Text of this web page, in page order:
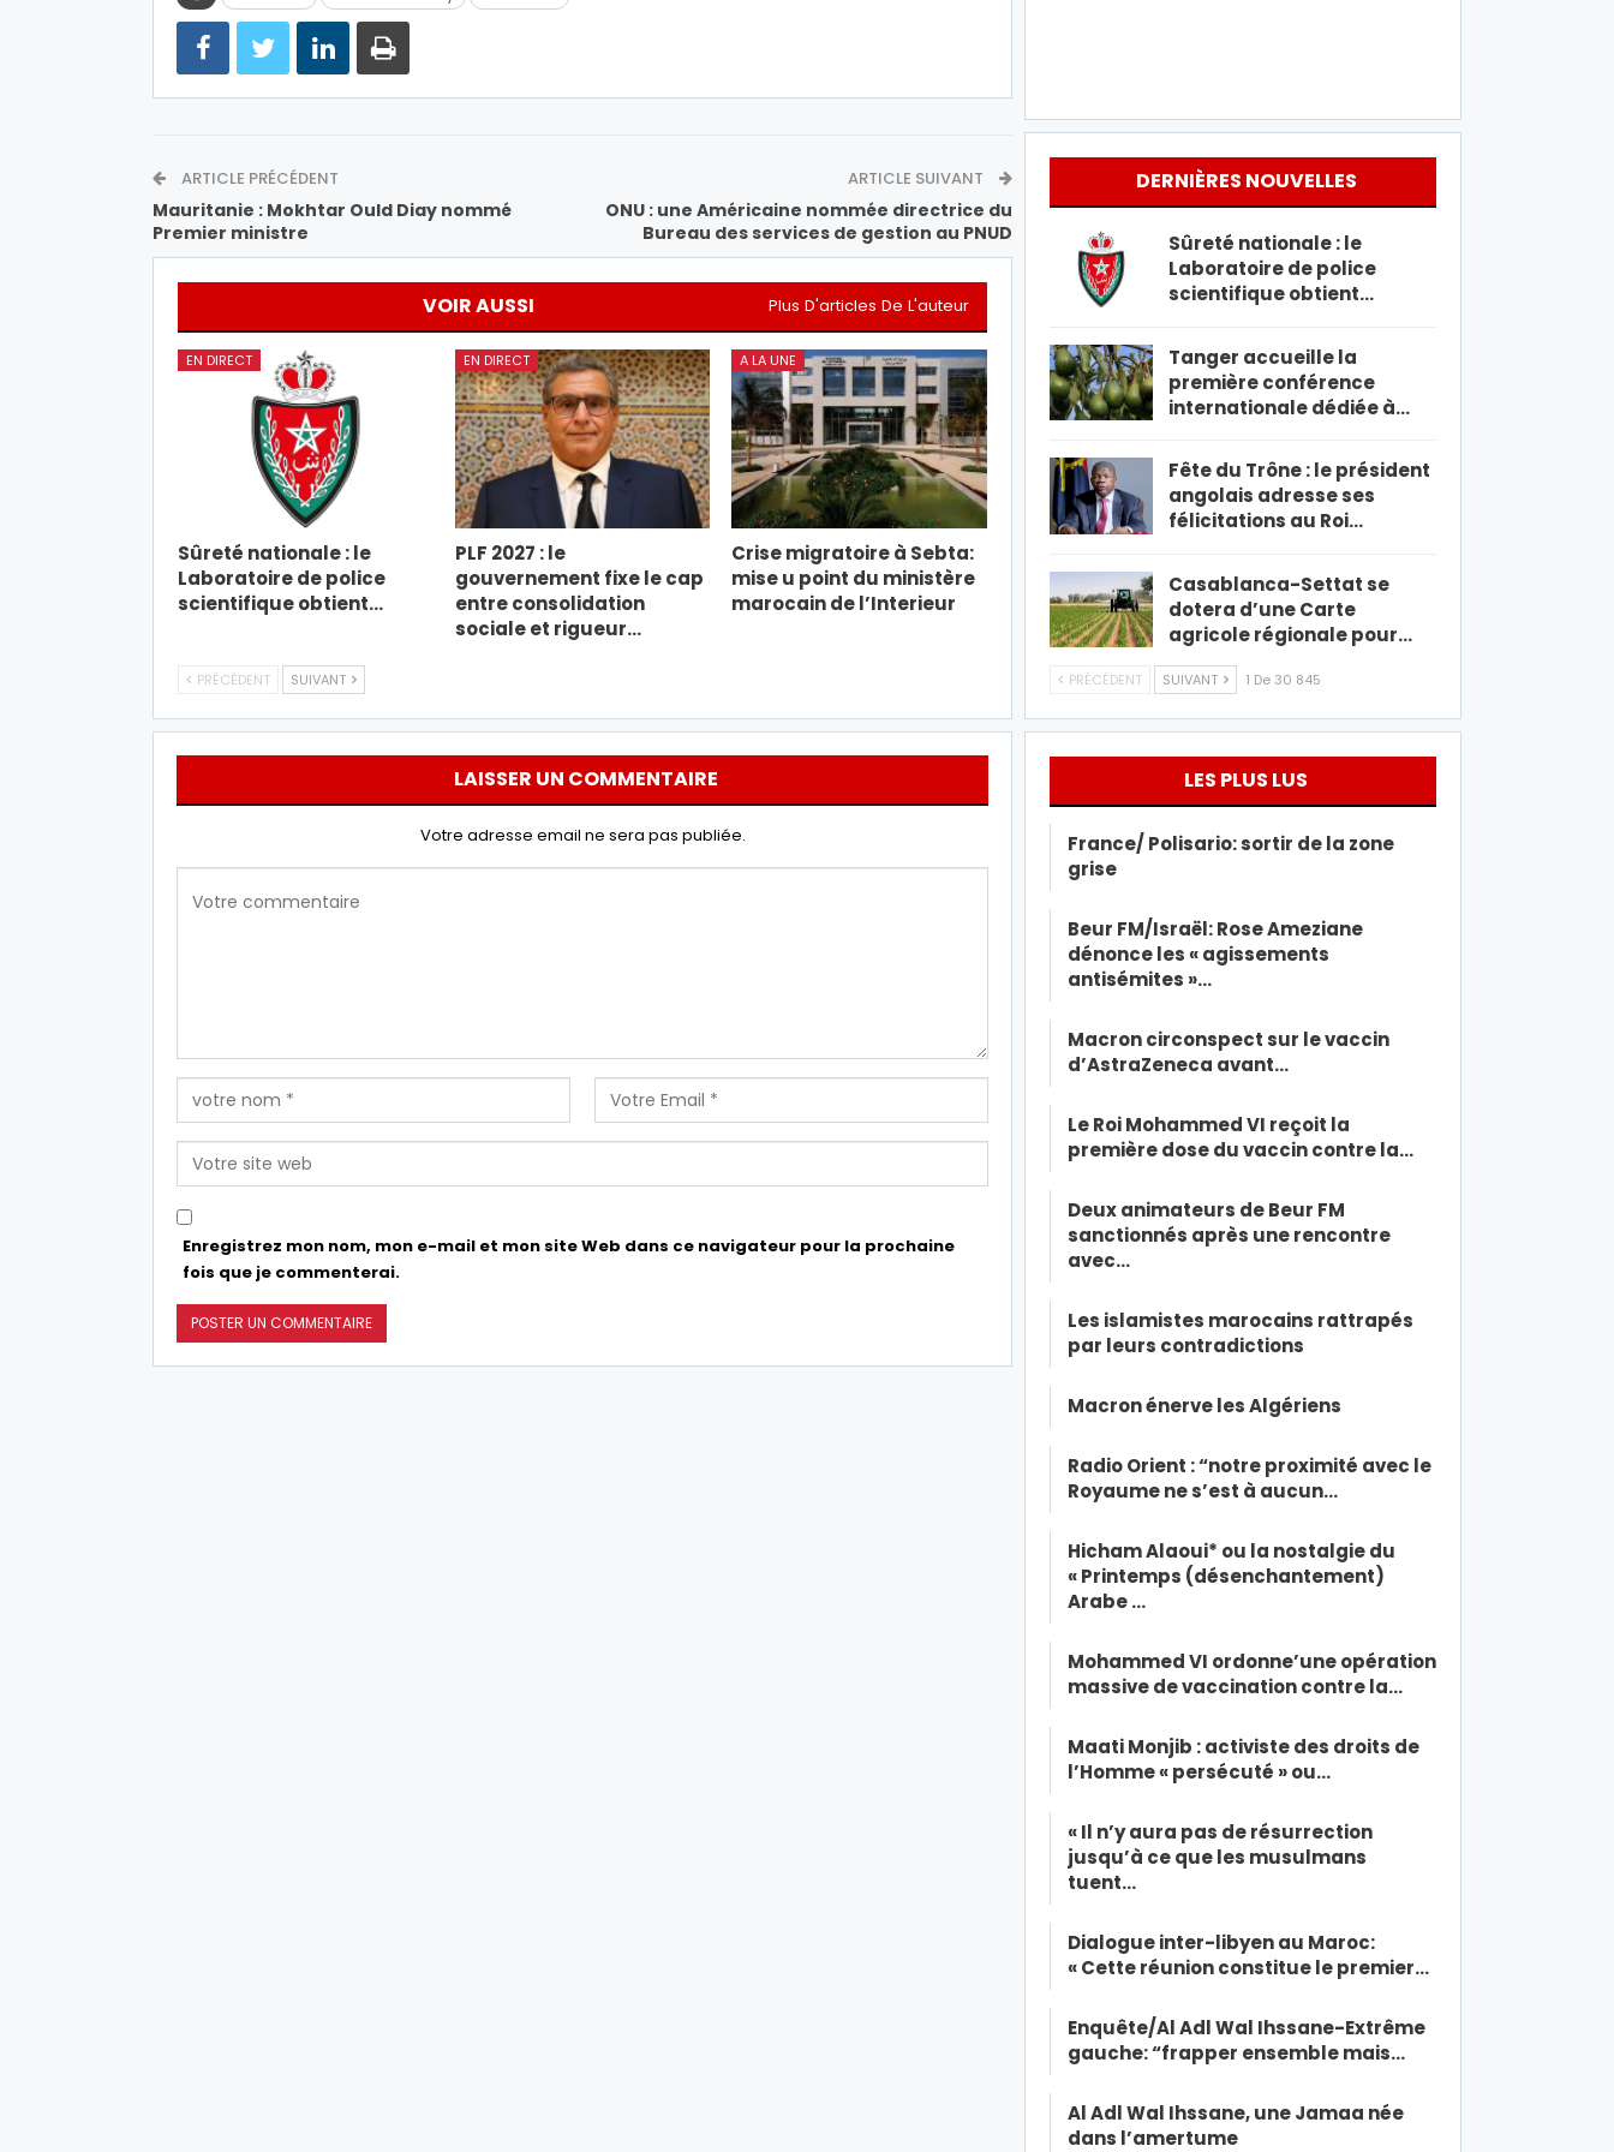
ARTICLE PRÉCÉDENT
Mauritanie : Mokhtar Ould Diay nommé
Premier ministre
ARTICLE SUIVANT
ONU : une Américaine nommée directrice du
Bureau des services de gestion au PNUD
VOIR AUSSI Plus D'articles De L'auteur
EN DIRECT
Sûreté nationale : le
Laboratoire de police
scientifique obtient…
EN DIRECT
PLF 2027 : le
gouvernement fixe le cap
entre consolidation
sociale et rigueur…
A LA UNE
Crise migratoire à Sebta:
mise u point du ministère
marocain de l’Interieur
PRÉCÉDENT SUIVANT
LAISSER UN COMMENTAIRE
Votre adresse email ne sera pas publiée.
Enregistrez mon nom, mon e-mail et mon site Web dans ce navigateur pour la prochaine
fois que je commenterai.
DERNIÈRES NOUVELLES
Sûreté nationale : le
Laboratoire de police
scientifique obtient…
Tanger accueille la
première conférence
internationale dédiée à…
Fête du Trône : le président
angolais adresse ses
félicitations au Roi…
Casablanca-Settat se
dotera d’une Carte
agricole régionale pour…
PRÉCÉDENT SUIVANT 1 De 30 845
LES PLUS LUS
France/ Polisario: sortir de la zone
grise
Beur FM/Israël: Rose Ameziane
dénonce les « agissements
antisémites »…
Macron circonspect sur le vaccin
d’AstraZeneca avant…
Le Roi Mohammed VI reçoit la
première dose du vaccin contre la…
Deux animateurs de Beur FM
sanctionnés après une rencontre
avec…
Les islamistes marocains rattrapés
par leurs contradictions
Macron énerve les Algériens
Radio Orient : “notre proximité avec le
Royaume ne s’est à aucun…
Hicham Alaoui* ou la nostalgie du
« Printemps (désenchantement)
Arabe …
Mohammed VI ordonne’une opération
massive de vaccination contre la…
Maati Monjib : activiste des droits de
l’Homme « persécuté » ou…
« Il n’y aura pas de résurrection
jusqu’à ce que les musulmans
tuent…
Dialogue inter-libyen au Maroc:
« Cette réunion constitue le premier…
Enquête/Al Adl Wal Ihssane-Extrême
gauche: “frapper ensemble mais…
Al Adl Wal Ihssane, une Jamaa née
dans l’amertume